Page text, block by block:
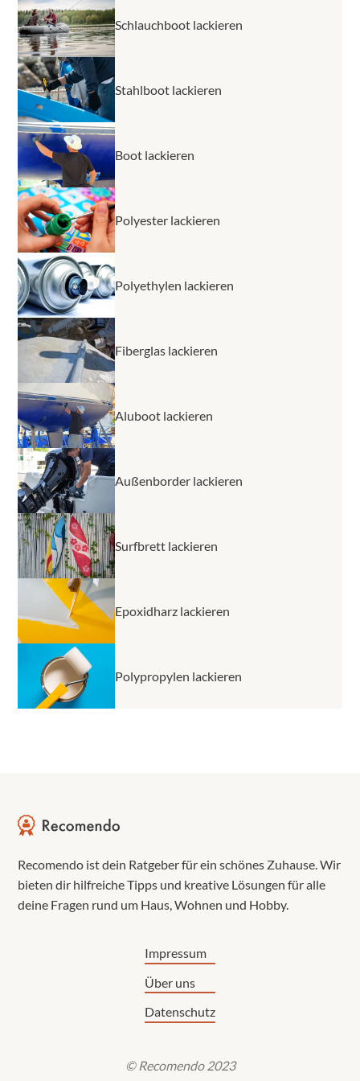
Schlauchboot lackieren
Stahlboot lackieren
Boot lackieren
Polyester lackieren
Polyethylen lackieren
Fiberglas lackieren
Aluboot lackieren
Außenborder lackieren
Surfbrett lackieren
Epoxidharz lackieren
Polypropylen lackieren
Recomendo ist dein Ratgeber für ein schönes Zuhause. Wir
bieten dir hilfreiche Tipps und kreative Lösungen für alle
deine Fragen rund um Haus, Wohnen und Hobby.
© Recomendo 2023
Impressum
Über uns
Datenschutz